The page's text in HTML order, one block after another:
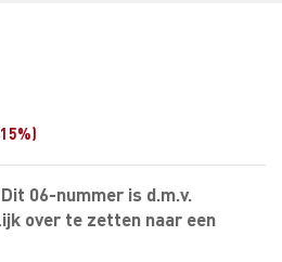
06-nummer is d.m.v.
over te zetten naar een